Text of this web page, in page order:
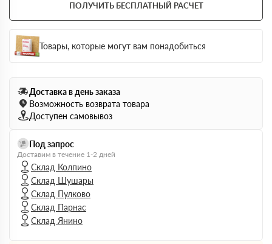
ПОЛУЧИТЬ БЕСПЛАТНЫЙ РАСЧЕТ
Товары, которые могут вам понадобиться
Доставка в день заказа
Возможность возврата товара
Доступен самовывоз
Под запрос
Доставим в течение 1-2 дней
Склад Колпино
Склад Шушары
Склад Пулково
Склад Парнас
Склад Янино